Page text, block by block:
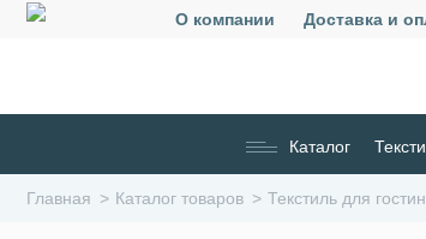
О компании Доставка и
Каталог
Главная Каталог товаров Текстиль для